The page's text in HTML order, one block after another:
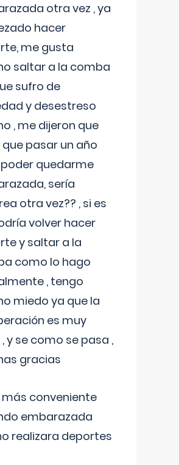
otra vez , ya
hacer
me gusta
saltar a la comba
sufro de
y desestreso
, me dijeron que
pasar un año
quedarme
sería
otra vez?? , si es
volver hacer
y saltar a la
como lo hago
, tengo
miedo ya que la
es muy
y se como se pasa ,
gracias
más conveniente
embarazada
realizara deportes